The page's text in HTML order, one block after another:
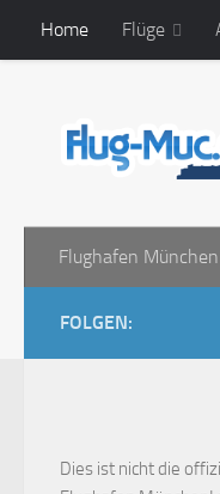
Zum Inhalt springen
Home Flüge
Flughafen München
FOLGEN:
Dies ist nicht die